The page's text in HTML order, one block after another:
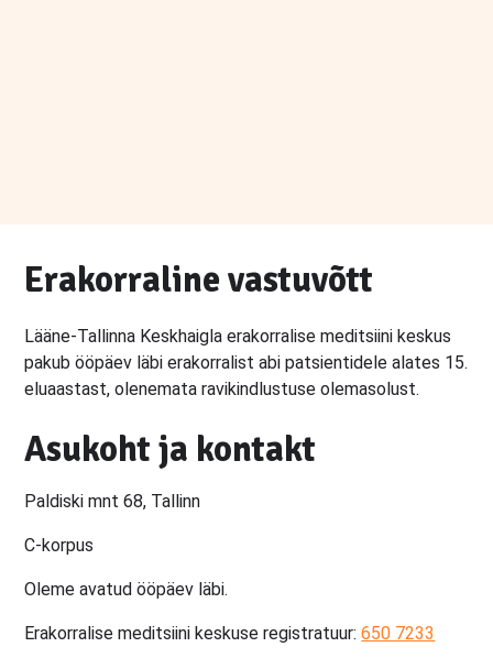
Erakorraline vastuvõtt
Lääne-Tallinna Keskhaigla erakorralise meditsiini keskus
pakub ööpäev läbi erakorralist abi patsientidele alates 15.
eluaastast, olenemata ravikindlustuse olemasolust.
Asukoht ja kontakt
Paldiski mnt 68, Tallinn
C-korpus
Oleme avatud ööpäev läbi.
Erakorralise meditsiini keskuse registratuur:650 7233